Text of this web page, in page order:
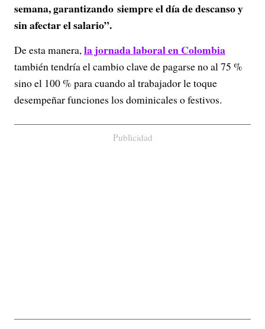
semana, garantizando siempre el día de descanso y
sin afectar el salario”.
De esta manera,la jornada laboral en Colombia
también tendría el cambio clave de pagarse no al 75 %
sino el 100 % para cuando al trabajador le toque
desempeñar funciones los dominicales o festivos.
Publicidad